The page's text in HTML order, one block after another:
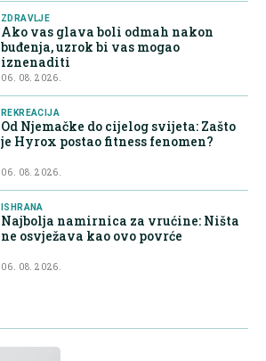
ZDRAVLJE
Ako vas glava boli odmah nakon
buđenja, uzrok bi vas mogao
iznenaditi
06. 08. 2026.
REKREACIJA
Od Njemačke do cijelog svijeta: Zašto
je Hyrox postao fitness fenomen?
06. 08. 2026.
ISHRANA
Najbolja namirnica za vrućine: Ništa
ne osvježava kao ovo povrće
06. 08. 2026.